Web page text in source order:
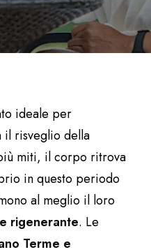
ideale per
il risveglio della
miti, il corpo ritrova
in questo periodo
al meglio il loro
rigenerante. Le
Terme e